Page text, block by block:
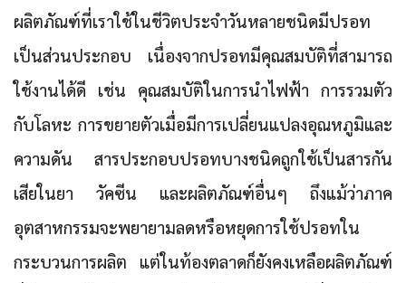
ผลิตภัณฑ์ที่เราใช้ในชีวิตประจำวันหลายชนิดมีปรอท
เป็นส่วนประกอบ เนื่องจากปรอทมีคุณสมบัติที่สามารถ
ใช้งานได้ดี เช่น คุณสมบัติในการนำไฟฟ้า การรวมตัว
กับโลหะ การขยายตัวเมื่อมีการเปลี่ยนแปลงอุณหภูมิและ
ความดัน สารประกอบปรอทบางชนิดถูกใช้เป็นสารกัน
เสียในยา วัคซีน และผลิตภัณฑ์อื่นๆ ถึงแม้ว่าภาค
อุตสาหกรรมจะพยายามลดหรือหยุดการใช้ปรอทใน
กระบวนการผลิต แต่ในท้องตลาดก็ยังคงเหลือผลิตภัณฑ์